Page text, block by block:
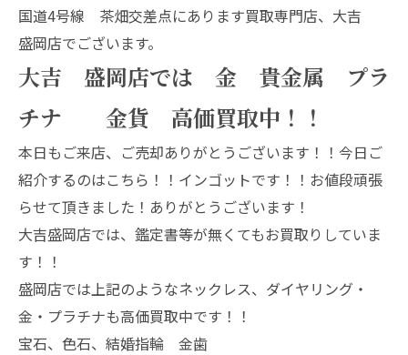
国道4号線 茶畑交差点にあります買取専門店、大吉
盛岡店でございます。
大吉 盛岡店では 金 貴金属 プラ
チナ 金貨 高価買取中！！
本日もご来店、ご売却ありがとうございます！！今日ご
紹介するのはこちら！！インゴットです！！お値段頑張
らせて頂きました！ありがとうございます！
大吉盛岡店では、鑑定書等が無くてもお買取りしていま
す！！
盛岡店では上記のようなネックレス、ダイヤリング・
金・プラチナも高価買取中です！！
宝石、色石、結婚指輪 金歯